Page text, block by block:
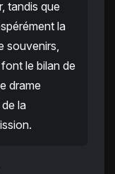
tandis que
la
souvenirs,
le bilan de
drame
la